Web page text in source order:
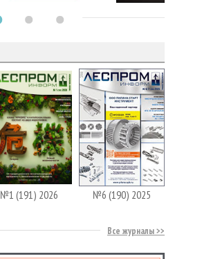
№1 (191) 2026 №6 (190) 2025
Все журналы